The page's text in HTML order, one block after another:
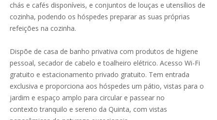
chás e cafés disponíveis, e conjuntos de louças e utensílios de
cozinha, podendo os hóspedes preparar as suas próprias
refeições na cozinha.
Dispõe de casa de banho privativa com produtos de higiene
pessoal, secador de cabelo e toalheiro elétrico. Acesso Wi-Fi
gratuito e estacionamento privado gratuito. Tem entrada
exclusiva e proporciona aos hóspedes um pátio, vistas para o
jardim e espaço amplo para circular e passear no
contexto tranquilo e sereno da Quinta, com vistas